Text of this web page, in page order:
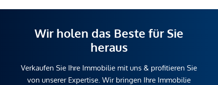
Wir holen das Beste für Sie
heraus
Verkaufen Sie Ihre Immobilie mit uns & profitieren Sie
von unserer Expertise. Wir bringen Ihre Immobilie